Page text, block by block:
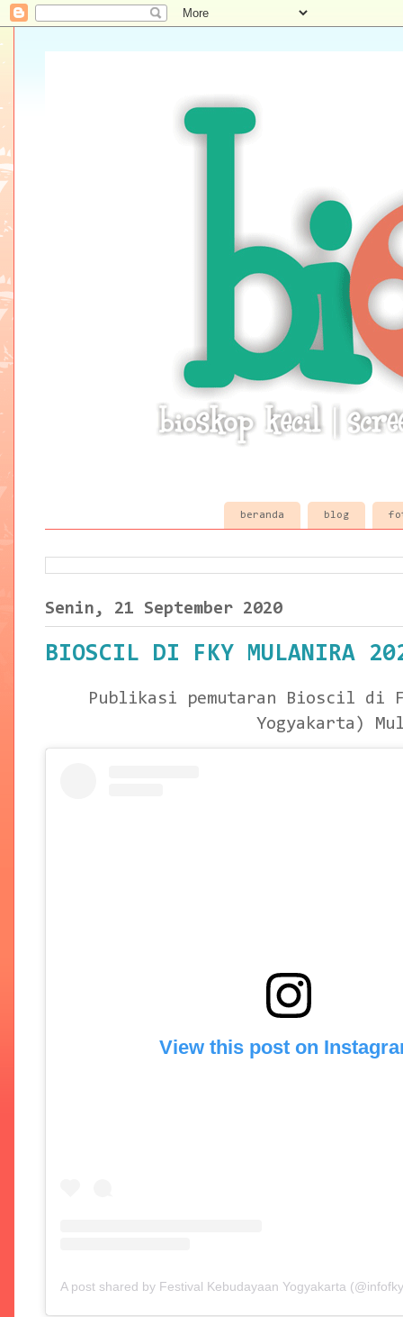
beranda blog
Senin, 21 September 2020
BIOSCIL DI FKY MULANIRA
Publikasi pemutaran Bioscil di
Yogyakarta)
View this post on
A post shared by Festival Kebudayaan Yogyakarta